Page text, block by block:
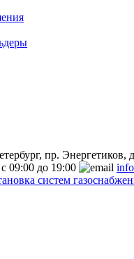
пр. Энергетиков,
09:00 до 19:00
систем